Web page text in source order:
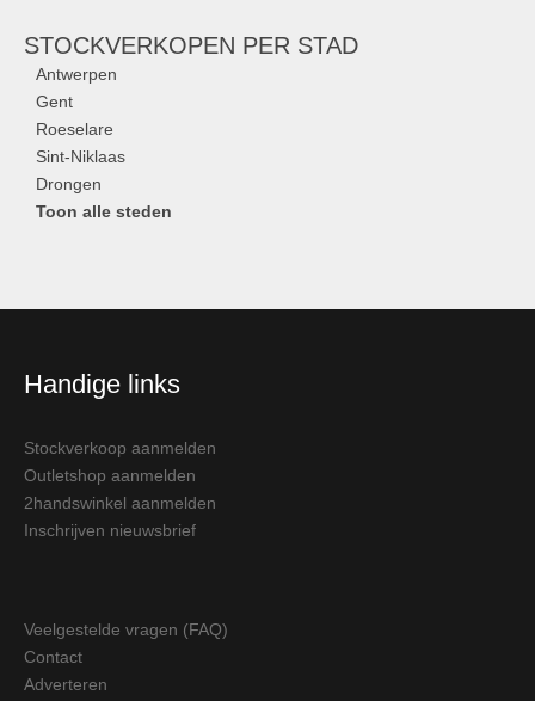
STOCKVERKOPEN PER STAD
Antwerpen
Gent
Roeselare
Sint-Niklaas
Drongen
Toon alle steden
Handige links
Stockverkoop aanmelden
Outletshop aanmelden
2handswinkel aanmelden
Inschrijven nieuwsbrief
Veelgestelde vragen (FAQ)
Contact
Adverteren